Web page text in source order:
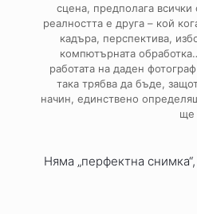
сцена, предполага
реалността е друга – кой
кадъра, перспектива,
компютърната
работата на даден
така трябва да бъде,
начин, единствено
ще
Няма „перфектна